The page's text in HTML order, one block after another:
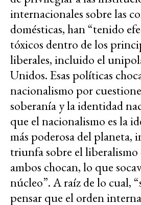
internacionales sobre las
domésticas, han “tenido
tóxicos dentro de los
liberales, incluido el
Unidos. Esas políticas
nacionalismo por
soberanía y la identidad
que el nacionalismo es la
más poderosa del planeta,
triunfa sobre el liberalismo
ambos chocan, lo que
núcleo”. A raíz de lo cual,
pensar que el orden